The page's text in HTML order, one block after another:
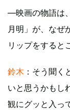
―映画の物語は
月明」が、なぜ
リップをすると
鈴木 ：そう聞
いと思うかもし
観にグッと入っ